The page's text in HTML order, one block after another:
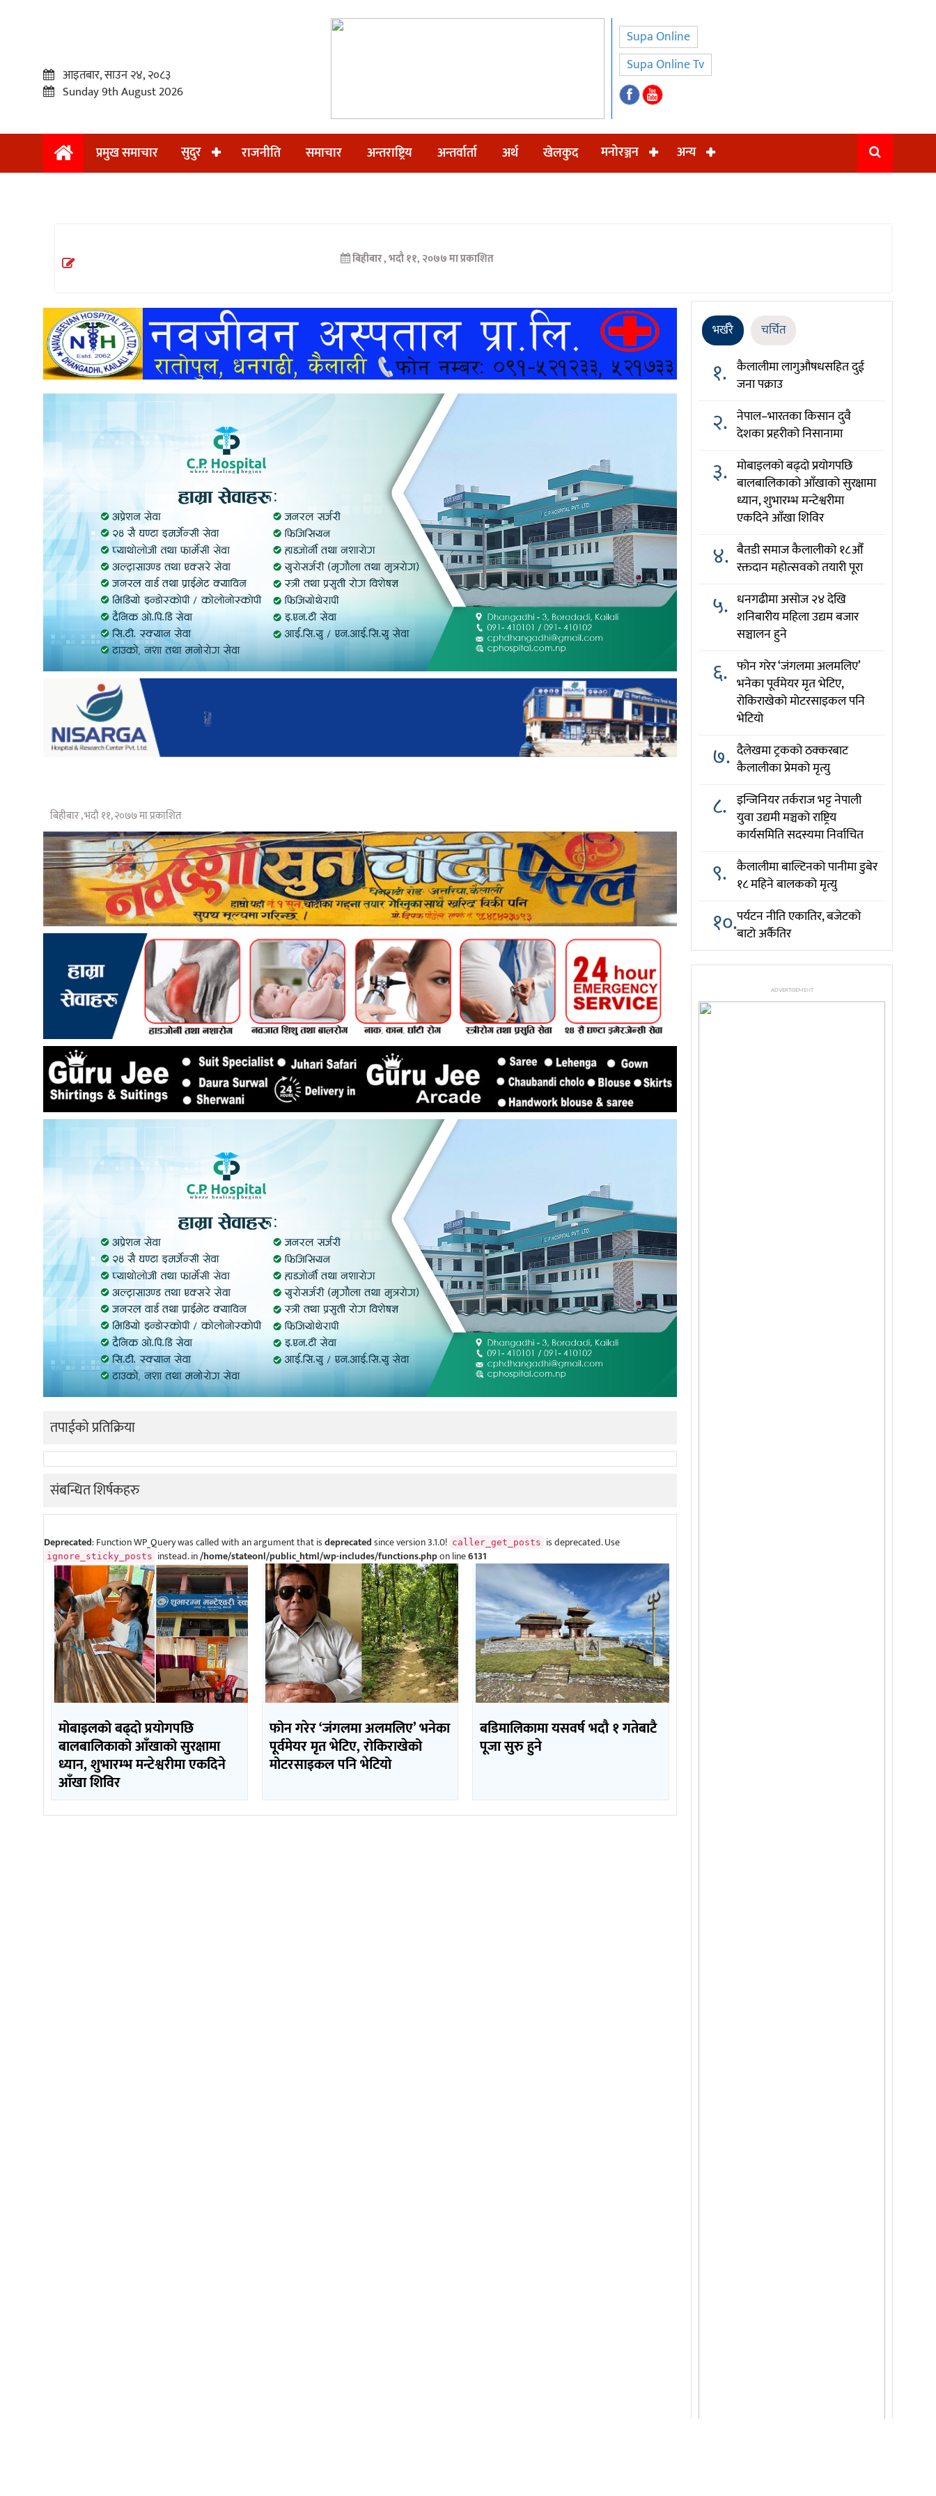
प्रमुख
अन्तराष्ट्रिय
अन्तर्वार्ता
खेलकुद
आइतबार, साउन २४, २०८३
Sunday 9th August 2026
Supa Online
Supa Online Tv
प्रमुख समाचार सुदुर राजनीति समाचार अन्तराष्ट्रिय अन्तर्वार्ता अर्थ खेलकुद मनोरञ्जन अन्य
बिहीबार , भदौ ११, २०७७ मा प्रकाशित
बिहीबार , भदौ ११, २०७७ मा प्रकाशित
तपाईको प्रतिक्रिया
संबन्धित शिर्षकहरु
Deprecated: Function WP_Query was called with an argument that isdeprecatedsince version 3.1.0! caller_get_posts is deprecated. Use
ignore_sticky_posts instead. in/home/stateonl/public_html/wp-includes/functions.phpon line6131
मोबाइलको बढ्दो प्रयोगपछि
बालबालिकाको आँखाको सुरक्षामा
ध्यान, शुभारम्भ मन्टेश्वरीमा एकदिने
आँखा शिविर
फोन गरेर ‘जंगलमा अलमलिए’ भनेका
पूर्वमेयर मृत भेटिए, रोकिराखेको
मोटरसाइकल पनि भेटियो
बडिमालिकामा यसवर्ष भदौ १ गतेबाटै
पूजा सुरु हुने
भर्खरै चर्चित
१. कैलालीमा लागुऔषधसहित दुई
जना पक्राउ
२. नेपाल–भारतका किसान दुवै
देशका प्रहरीको निसानामा
३. मोबाइलको बढ्दो प्रयोगपछि
बालबालिकाको आँखाको सुरक्षामा
ध्यान, शुभारम्भ मन्टेश्वरीमा
एकदिने आँखा शिविर
४. बैतडी समाज कैलालीको १८औँ
रक्तदान महोत्सवको तयारी पूरा
५. धनगढीमा असोज २४ देखि
शनिबारीय महिला उद्यम बजार
सञ्चालन हुने
६. फोन गरेर ‘जंगलमा अलमलिए’
भनेका पूर्वमेयर मृत भेटिए,
रोकिराखेको मोटरसाइकल पनि
भेटियो
७. दैलेखमा ट्रकको ठक्करबाट
कैलालीका प्रेमको मृत्यु
८. इन्जिनियर तर्कराज भट्ट नेपाली
युवा उद्यमी मञ्चको राष्ट्रिय
कार्यसमिति सदस्यमा निर्वाचित
९. कैलालीमा बाल्टिनको पानीमा डुबेर
१८ महिने बालकको मृत्यु
१०.पर्यटन नीति एकातिर, बजेटको
बाटो अर्कैतिर
ADVERTISEMENT